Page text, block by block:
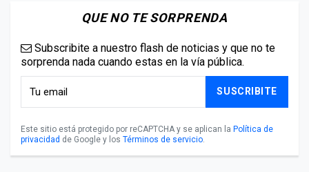
QUE NO TE SORPRENDA
Subscribite a nuestro flash de noticias y que no te
sorprenda nada cuando estas en la vía pública.
SUSCRIBITE
Este sitio está protegido por reCAPTCHA y se aplican la Política de
privacidad de Google y los Términos de servicio.